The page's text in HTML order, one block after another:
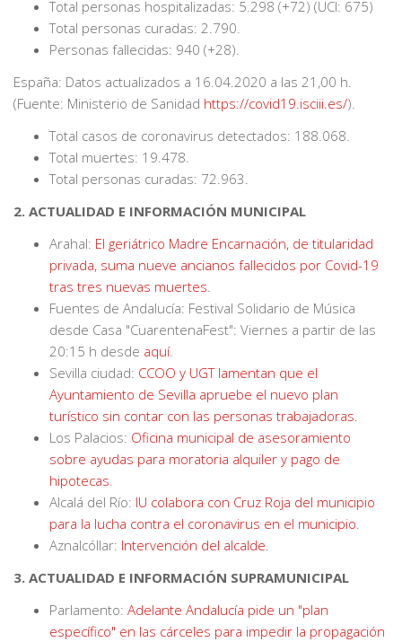
Total personas hospitalizadas: 5.298 (+72) (UCI: 675)
Total personas curadas: 2.790.
Personas fallecidas: 940 (+28).
España: Datos actualizados a 16.04.2020 a las 21,00 h.
(Fuente: Ministerio de Sanidad https://covid19.isciii.es/).
Total casos de coronavirus detectados: 188.068.
Total muertes: 19.478.
Total personas curadas: 72.963.
2. ACTUALIDAD E INFORMACIÓN MUNICIPAL
Arahal: El geriátrico Madre Encarnación, de titularidad
privada, suma nueve ancianos fallecidos por Covid-19
tras tres nuevas muertes
Fuentes de Andalucía: Festival Solidario de Música
desde Casa "CuarentenaFest": Viernes a partir de las
20:15 h desde aquí.
Sevilla ciudad: CCOO y UGT lamentan que el
Ayuntamiento de Sevilla apruebe el nuevo plan
turístico sin contar con las personas trabajadoras
Los Palacios: Oficina municipal de asesoramiento
sobre ayudas para moratoria alquiler y pago de
hipotecas
Alcalá del Río: IU colabora con Cruz Roja del municipio
para la lucha contra el coronavirus en el municipio
Aznalcóllar: Intervención del alcalde
3. ACTUALIDAD E INFORMACIÓN SUPRAMUNICIPAL
Parlamento: Adelante Andalucía pide un "plan
específico" en las cárceles para impedir la propagación